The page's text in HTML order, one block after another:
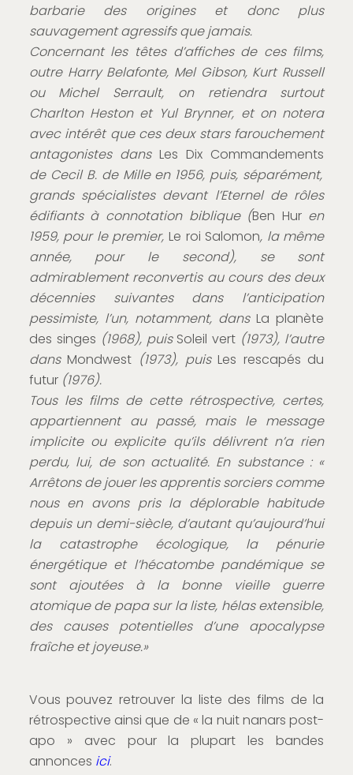
barbarie des origines et donc plus
sauvagement agressifs que jamais.
Concernant les têtes d’affiches de ces films,
outre Harry Belafonte, Mel Gibson, Kurt Russell
ou Michel Serrault, on retiendra surtout
Charlton Heston et Yul Brynner, et on notera
avec intérêt que ces deux stars farouchement
antagonistes dans Les Dix Commandements
de Cecil B. de Mille en 1956, puis, séparément,
grands spécialistes devant l’Eternel de rôles
édifiants à connotation biblique (Ben Huren
1959, pour le premier, Le roi Salomon, la même
année, pour le second), se sont
admirablement reconvertis au cours des deux
décennies suivantes dans l’anticipation
pessimiste, l’un, notamment, dansLa planète
des singes (1968), puis Soleil vert (1973), l’autre
dansMondwest (1973), puisLes rescapés du
futur(1976).
Tous les films de cette rétrospective, certes,
appartiennent au passé, mais le message
implicite ou explicite qu’ils délivrent n’a rien
perdu, lui, de son actualité. En substance : «
Arrêtons de jouer les apprentis sorciers comme
nous en avons pris la déplorable habitude
depuis un demi-siècle, d’autant qu’aujourd’hui
la catastrophe écologique, la pénurie
énergétique et l’hécatombe pandémique se
sont ajoutées à la bonne vieille guerre
atomique de papa sur la liste, hélas extensible,
des causes potentielles d’une apocalypse
fraîche et joyeuse.»
Vous pouvez retrouver la liste des films de la
rétrospective ainsi que de « la nuit nanars post-
apo » avec pour la plupart les bandes
annonces ici.